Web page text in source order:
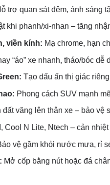
trợ quan sát đêm, ánh sáng
khi phanh/xi-nhan – tăng
viền kính: Mạ chrome, hạn
“áo” xe nhanh, tháo/bóc
Tạo dấu ấn thị giác
Phong cách SUV mạnh
đất văng lên thân xe – bảo vệ
Cool N Lite, Ntech – cản
vệ gầm khỏi nước mưa, rỉ
Mở cốp bằng nút hoặc đá